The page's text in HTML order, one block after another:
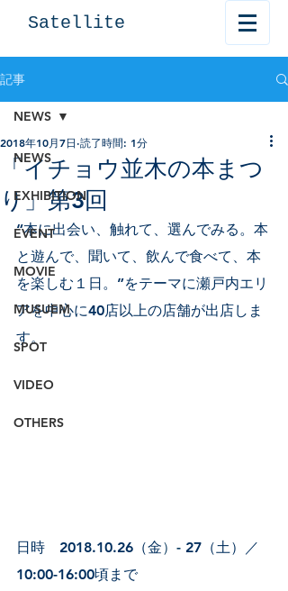
Satellite
記事
NEWS
EXHIBITION
EVENT
MOVIE
MUSUEM
SPOT
VIDEO
OTHERS
NEWS
「イチョウ並木の本まつ
り」第3回
2018年10月7日 読了時間: 1分
“本に出会い、触れて、選んでみる。本
と遊んで、聞いて、飲んで食べて、本
を楽しむ１日。”をテーマに瀬戸内エリ
アを中心に40店以上の店舗が出店しま
す。
日時　2018.10.26（金）- 27（土）／
10:00-16:00頃まで